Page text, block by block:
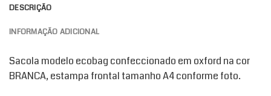
DESCRIÇÃO
INFORMAÇÃO ADICIONAL
Sacola modelo ecobag confeccionado em oxford na cor
BRANCA, estampa frontal tamanho A4 conforme foto.